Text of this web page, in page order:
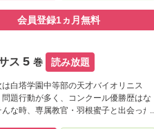
生がやって来た。彼の名は剣崎葵。プロ
トの地位を捨てて、バイオリンの世界に
会員登録1ヵ月無料
ス5巻 読み放題
白塔学園中等部の天才バイオリニス
問題行動が多く、コンクール優勝歴はな
な時、専属教官・羽根蜜子と出会った